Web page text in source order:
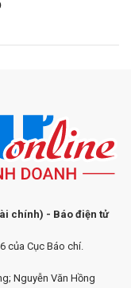
chính) - Báo điện tử
của Cục Báo chí.
Nguyễn Văn Hồng